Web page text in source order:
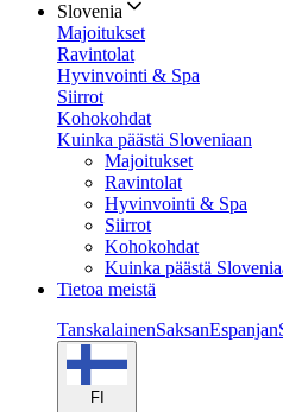
Slovenia
Majoitukset
Ravintolat
Hyvinvointi & Spa
Siirrot
Kohokohdat
Kuinka päästä Sloveniaan
Majoitukset
Ravintolat
Hyvinvointi & Spa
Siirrot
Kohokohdat
Kuinka päästä
Tietoa meistä
TanskalainenSaksanEspanjan
FI